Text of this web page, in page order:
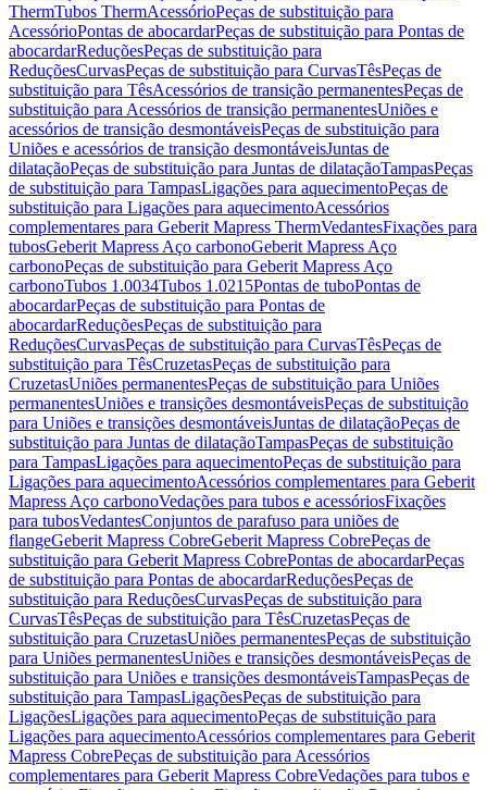
ThermTubos ThermAcessórioPeças de substituição para
AcessórioPontas de abocardarPeças de substituição para Pontas de
abocardarReduçõesPeças de substituição para
ReduçõesCurvasPeças de substituição para CurvasTêsPeças de
substituição para TêsAcessórios de transição permanentesPeças de
substituição para Acessórios de transição permanentesUniões e
acessórios de transição desmontáveisPeças de substituição para
Uniões e acessórios de transição desmontáveisJuntas de
dilataçãoPeças de substituição para Juntas de dilataçãoTampasPeças
de substituição para TampasLigações para aquecimentoPeças de
substituição para Ligações para aquecimentoAcessórios
complementares para Geberit Mapress ThermVedantesFixações para
tubosGeberit Mapress Aço carbonoGeberit Mapress Aço
carbonoPeças de substituição para Geberit Mapress Aço
carbonoTubos 1.0034Tubos 1.0215Pontas de tuboPontas de
abocardarPeças de substituição para Pontas de
abocardarReduçõesPeças de substituição para
ReduçõesCurvasPeças de substituição para CurvasTêsPeças de
substituição para TêsCruzetasPeças de substituição para
CruzetasUniões permanentesPeças de substituição para Uniões
permanentesUniões e transições desmontáveisPeças de substituição
para Uniões e transições desmontáveisJuntas de dilataçãoPeças de
substituição para Juntas de dilataçãoTampasPeças de substituição
para TampasLigações para aquecimentoPeças de substituição para
Ligações para aquecimentoAcessórios complementares para Geberit
Mapress Aço carbonoVedações para tubos e acessóriosFixações
para tubosVedantesConjuntos de parafuso para uniões de
flangeGeberit Mapress CobreGeberit Mapress CobrePeças de
substituição para Geberit Mapress CobrePontas de abocardarPeças
de substituição para Pontas de abocardarReduçõesPeças de
substituição para ReduçõesCurvasPeças de substituição para
CurvasTêsPeças de substituição para TêsCruzetasPeças de
substituição para CruzetasUniões permanentesPeças de substituição
para Uniões permanentesUniões e transições desmontáveisPeças de
substituição para Uniões e transições desmontáveisTampasPeças de
substituição para TampasLigaçõesPeças de substituição para
LigaçõesLigações para aquecimentoPeças de substituição para
Ligações para aquecimentoAcessórios complementares para Geberit
Mapress CobrePeças de substituição para Acessórios
complementares para Geberit Mapress CobreVedações para tubos e